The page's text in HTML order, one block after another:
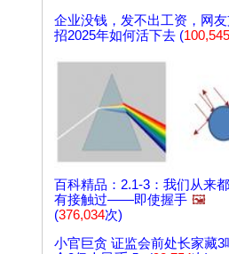
企业没钱，发不出工资，网友
招2025年如何活下去 (100,545
百科精品：2.1-3：我们从来
有接触过——即使握手 🖼️
(376,034次)
小官巨贪 证监会前处长家藏3